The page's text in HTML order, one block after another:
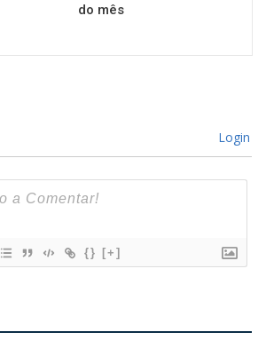
do mês
Login
{} [+]